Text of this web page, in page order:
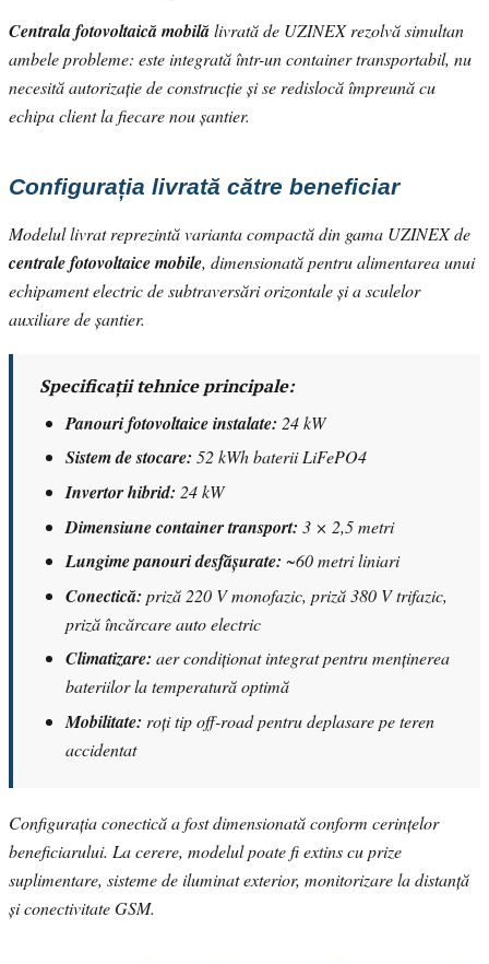
Centrala fotovoltaică mobilălivrată de UZINEX rezolvă simultan
ambele probleme: este integrată într-un container transportabil, nu
necesită autorizație de construcție și se redislocă împreună cu
echipa client la fiecare nou șantier.
Configurația livrată către beneficiar
Modelul livrat reprezintă varianta compactă din gama UZINEX de
centrale fotovoltaice mobile, dimensionată pentru alimentarea unui
echipament electric de subtraversări orizontale și a sculelor
auxiliare de șantier.
Specificații tehnice principale:
Panouri fotovoltaice instalate: 24 kW
Sistem de stocare: 52 kWh baterii LiFePO4
Invertor hibrid: 24 kW
Dimensiune container transport: 3 × 2,5 metri
Lungime panouri desfășurate: ~60 metri liniari
Conectică: priză 220 V monofazic, priză 380 V trifazic,
priză încărcare auto electric
Climatizare: aer condiționat integrat pentru menținerea
bateriilor la temperatură optimă
Mobilitate: roți tip off-road pentru deplasare pe teren
accidentat
Configurația conectică a fost dimensionată conform cerințelor
beneficiarului. La cerere, modelul poate fi extins cu prize
suplimentare, sisteme de iluminat exterior, monitorizare la distanță
și conectivitate GSM.